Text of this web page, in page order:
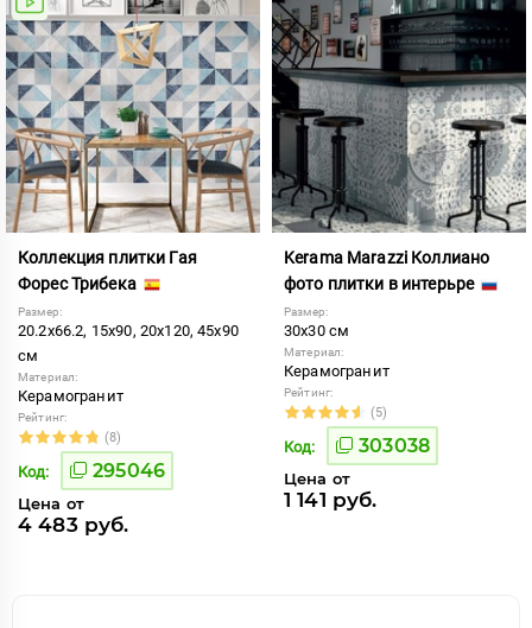
Коллекция плитки Гая
Форес Трибека
Размер:
20.2x66.2, 15x90, 20x120, 45x90
см
Материал:
Керамогранит
Рейтинг:
(8)
Код: 295046
Цена от
4 483 руб.
Kerama Marazzi Коллиано
фото плитки в интерьре
Размер:
30x30 см
Материал:
Керамогранит
Рейтинг:
(5)
Код: 303038
Цена от
1 141 руб.